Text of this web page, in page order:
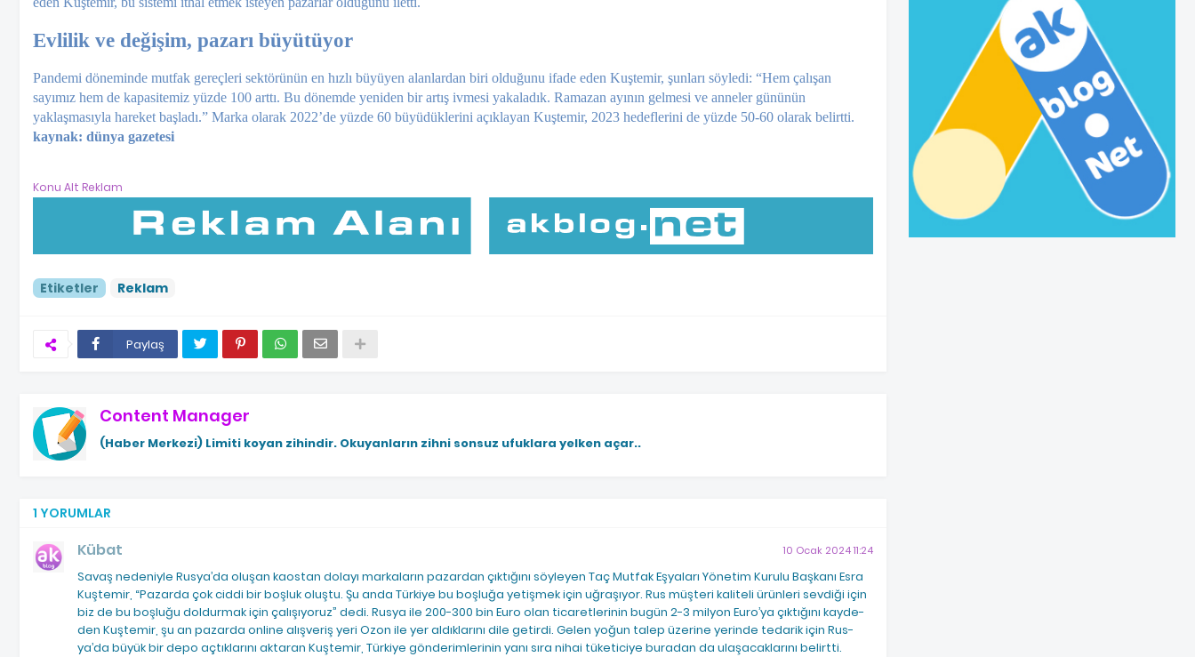
Evlilik ve değişim, pazarı büyütüyor
Pandemi döneminde mutfak gereçleri sektörünün en hızlı büyüyen alanlardan biri olduğunu ifade eden Kuştemir, şunları söyledi: “Hem çalışan
sayımız hem de kapasitemiz yüzde 100 arttı. Bu dönemde yeniden bir artış ivmesi yakaladık. Ramazan ayının gelmesi ve anneler gününün
yaklaşmasıyla hareket başladı.” Marka olarak 2022’de yüzde 60 büyüdüklerini açıklayan Kuştemir, 2023 hedeflerini de yüzde 50-60 olarak belirtti.
kaynak: dünya gazetesi
Konu Alt Reklam
Etiketler Reklam
Paylaş
Content Manager
(Haber Merkezi) Limiti koyan zihindir. Okuyanların zihni sonsuz ufuklara yelken açar..
1 YORUMLAR
Kübat 10 Ocak 2024 11:24
Savaş nedeniyle Rusya’da oluşan kaostan dolayı marka­ların pazardan çıktığını söy­leyen Taç Mutfak Eşyaları Yö­netim Kurulu Başkanı Esra
Kuştemir, “Pazarda çok cid­di bir boşluk oluştu. Şu anda Türkiye bu boşluğa yetişmek için uğraşıyor. Rus müşteri kaliteli ürünleri sevdiği için
biz de bu boşluğu doldurmak için çalışıyoruz” dedi. Rusya ile 200-300 bin Euro olan ti­caretlerinin bugün 2-3 mil­yon Euro’ya çıktığını kayde­
den Kuştemir, şu an pazar­da online alışveriş yeri Ozon ile yer aldıklarını dile getir­di. Gelen yoğun talep üzeri­ne yerinde tedarik için Rus­
ya’da büyük bir depo açtıkları­nı aktaran Kuştemir, Türkiye gönderimlerinin yanı sıra ni­hai tüketiciye buradan da ula­şacaklarını belirtti.